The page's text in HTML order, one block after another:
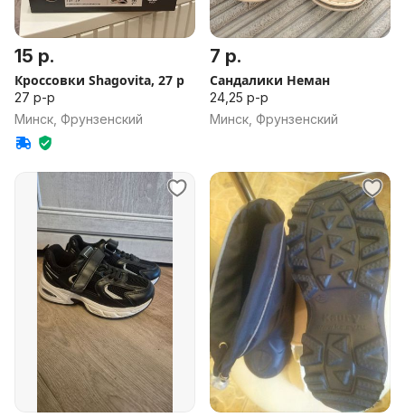
15 р.
Кроссовки Shagovita, 27 р
27 р-р
Минск, Фрунзенский
7 р.
Сандалики Неман
24,25 р-р
Минск, Фрунзенский